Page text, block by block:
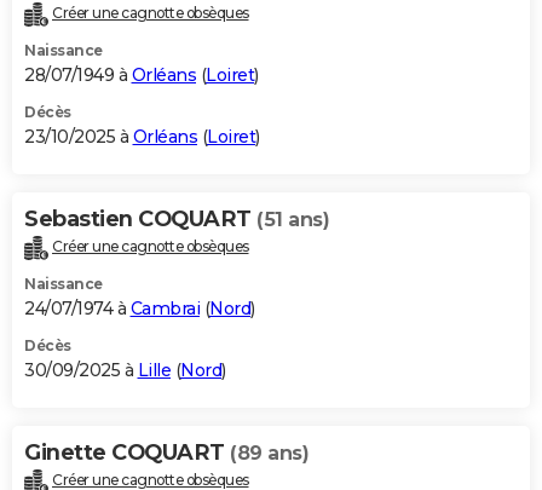
Créer une cagnotte obsèques
Naissance
28/07/1949 à Orléans (Loiret)
Décès
23/10/2025 à Orléans (Loiret)
Sebastien COQUART (51 ans)
Créer une cagnotte obsèques
Naissance
24/07/1974 à Cambrai (Nord)
Décès
30/09/2025 à Lille (Nord)
Ginette COQUART (89 ans)
Créer une cagnotte obsèques